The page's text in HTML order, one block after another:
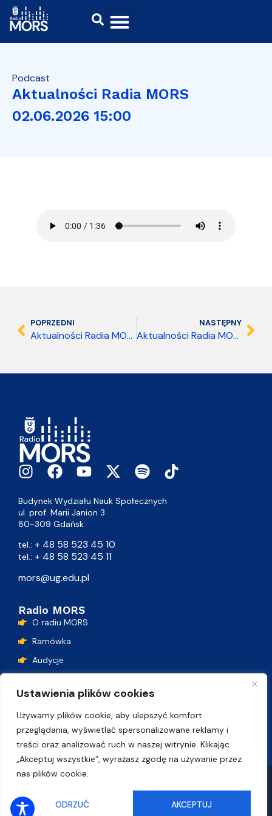
Ustawienia plików cookies
Używamy plików cookie, aby ulepszyć komfort
przeglądania, wyświetlać spersonalizowane reklamy i
treści oraz analizować ruch w naszej witrynie. Klikając
„Akceptuj wszystkie”, wyrażasz zgodę na używanie przez
nas plików cookie.
ODRZUĆ AKCEPTUJ
SŁUCHAJ ONLINE
Podcast
Aktualności Radia MORS
02.06.2026 15:00
POPRZEDNI
Aktualności Radia MORS 02.06.2026 08:00
NASTĘPNY
Aktualności Radia MORS 02.06.2026 18:00
Budynek Wydziału Nauk Społecznych
ul. prof. Marii Janion 3
80-309 Gdańsk
tel.: + 48 58 523 45 10
tel.: + 48 58 523 45 11
mors@ug.edu.pl
Radio MORS
O radiu MORS
Ramówka
Audycje
Lista przebojów
Kontakt